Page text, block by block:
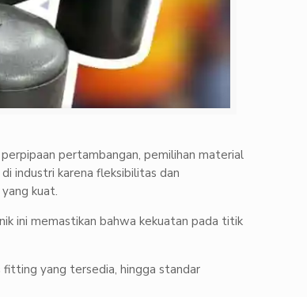
pertambangan, pemilihan material
industri karena fleksibilitas dan
kuat.
ini memastikan bahwa kekuatan pada titik
fitting yang tersedia, hingga standar